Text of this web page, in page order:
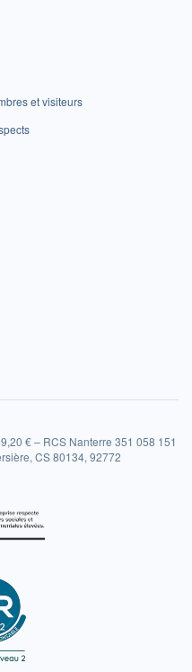
et visiteurs
€ – RCS Nanterre 351 058 151
CS 80134, 92772